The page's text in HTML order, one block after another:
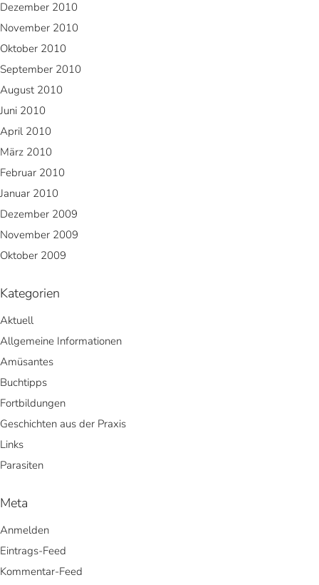
Dezember 2010
November 2010
Oktober 2010
September 2010
August 2010
Juni 2010
April 2010
März 2010
Februar 2010
Januar 2010
Dezember 2009
November 2009
Oktober 2009
Kategorien
Aktuell
Allgemeine Informationen
Amüsantes
Buchtipps
Fortbildungen
Geschichten aus der Praxis
Links
Parasiten
Meta
Anmelden
Eintrags-Feed
Kommentar-Feed